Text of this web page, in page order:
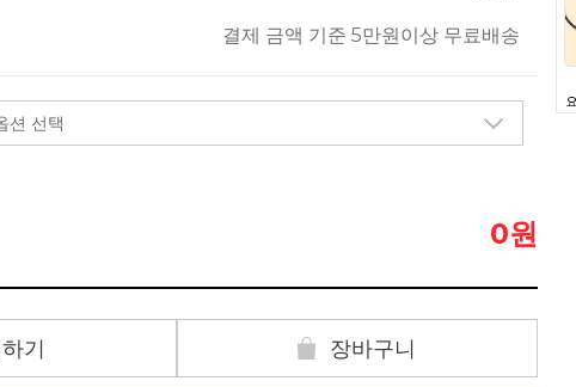
결제 금액 기준 5만원이상 무료배송
0원
기 장바구니